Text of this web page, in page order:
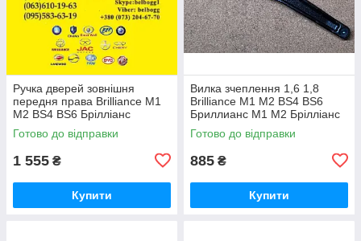
Ручка дверей зовнішня
передня права Brilliance M1
M2 BS4 BS6 Брілліанс
Бриллианс М1 М2
Готово до відправки
1 555 ₴
Купити
Вилка зчеплення 1,6 1,8
Brilliance M1 M2 BS4 BS6
Бриллианс М1 М2 Брілліанс
Готово до відправки
885 ₴
Купити